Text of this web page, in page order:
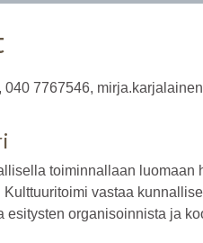
7767546,
toiminnallaan luomaan
vastaa
esitysten organisoinnista ja